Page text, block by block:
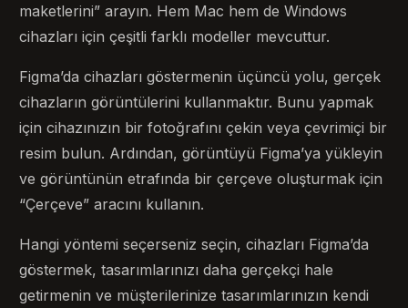
maketlerini” arayın. Hem Mac hem de Windows
cihazları için çeşitli farklı modeller mevcuttur.
Figma’da cihazları göstermenin üçüncü yolu, gerçek
cihazların görüntülerini kullanmaktır. Bunu yapmak
için cihazınızın bir fotoğrafını çekin veya çevrimiçi bir
resim bulun. Ardından, görüntüyü Figma’ya yükleyin
ve görüntünün etrafında bir çerçeve oluşturmak için
“Çerçeve” aracını kullanın.
Hangi yöntemi seçerseniz seçin, cihazları Figma’da
göstermek, tasarımlarınızı daha gerçekçi hale
getirmenin ve müşterilerinize tasarımlarınızın kendi